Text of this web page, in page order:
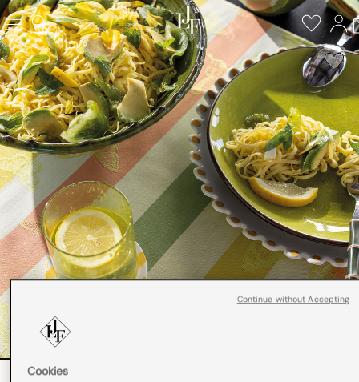
Cookies
Continue without Accepting